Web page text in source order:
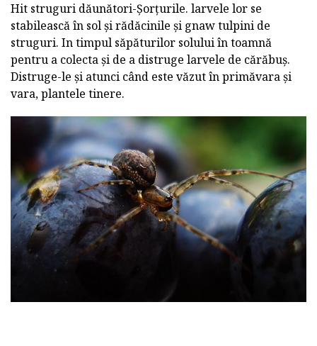
Hit struguri dăunători-Șorțurile. larvele lor se
stabilească în sol și rădăcinile și gnaw tulpini de
struguri. In timpul săpăturilor solului în toamnă
pentru a colecta și de a distruge larvele de cărăbuș.
Distruge-le și atunci când este văzut în primăvara și
vara, plantele tinere.